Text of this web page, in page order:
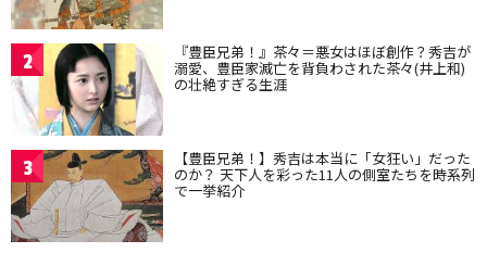
2 『豊臣兄弟！』茶々＝悪女はほぼ創作？秀吉が
溺愛、豊臣家滅亡を背負わされた茶々(井上和)
の壮絶すぎる生涯
3 【豊臣兄弟！】秀吉は本当に「女狂い」だった
のか？ 天下人を彩った11人の側室たちを時系列
で一挙紹介